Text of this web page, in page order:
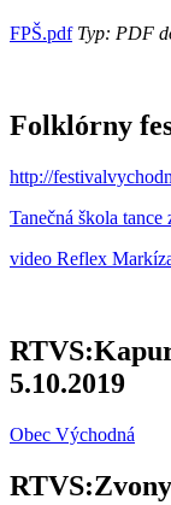
FPŠ.pdfTyp: PDF
Folklórny
http://
Tanečná škola
video Reflex
5.10.2019
Obec Východná